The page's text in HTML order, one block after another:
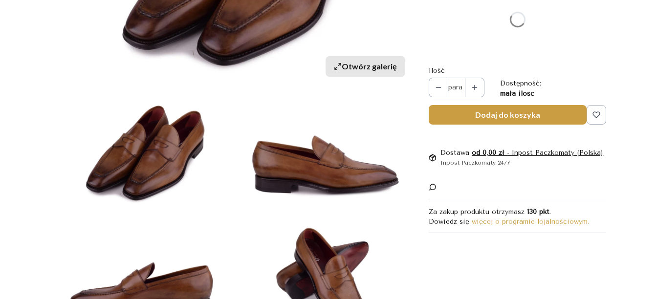
Otwórz galerię
Ilość
para
Dostępność:
mała ilość
Dodaj do koszyka
Dostawaod 0,00 zł - Inpost Paczkomaty (Polska)
Inpost Paczkomaty 24/7
Za zakup produktu otrzymasz130 pkt.
Dowiedz sięwięcej o programie lojalnościowym.